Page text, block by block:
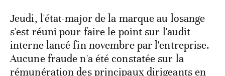
Jeudi, l'état-major de la marque au losange
s'est réuni pour faire le point sur l'audit
interne lancé fin novembre par l'entreprise.
Aucune fraude n'a été constatée sur la
rémunération des principaux dirigeants en